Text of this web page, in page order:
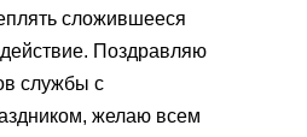
сложившееся
Поздравляю
службы с
желаю всем